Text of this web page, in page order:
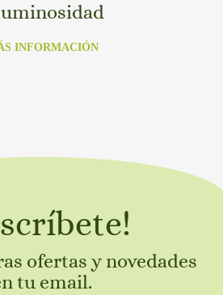
INFORMACIÓN
ofertas y novedades
tu email.